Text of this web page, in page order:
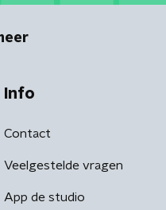
Info
Contact
Veelgestelde vragen
App de studio